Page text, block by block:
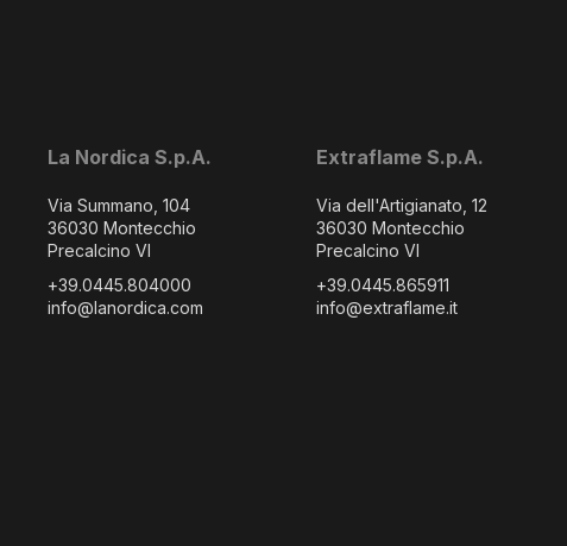
La Nordica S.p.A.
Via Summano, 104
36030 Montecchio
Precalcino VI
+39.0445.804000
info@lanordica.com
Extraflame S.p.A.
Via dell'Artigianato, 12
36030 Montecchio
Precalcino VI
+39.0445.865911
info@extraflame.it